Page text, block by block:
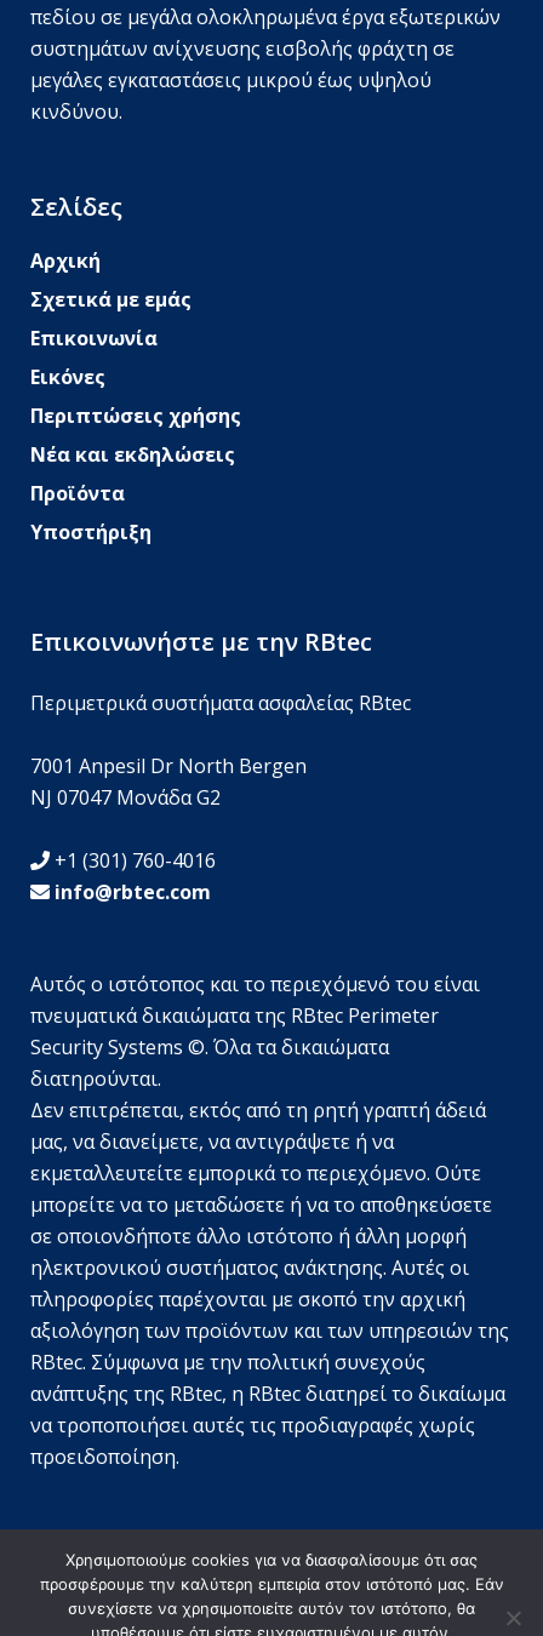
πεδίου σε μεγάλα ολοκληρωμένα έργα εξωτερικών
συστημάτων ανίχνευσης εισβολής φράχτη σε
μεγάλες εγκαταστάσεις μικρού έως υψηλού
κινδύνου.
Σελίδες
Αρχική
Σχετικά με εμάς
Επικοινωνία
Εικόνες
Περιπτώσεις χρήσης
Νέα και εκδηλώσεις
Προϊόντα
Υποστήριξη
Επικοινωνήστε με την RBtec
Περιμετρικά συστήματα ασφαλείας RBtec
7001 Anpesil Dr North Bergen
NJ 07047 Μονάδα G2
+1 (301) 760-4016
info@rbtec.com
Αυτός ο ιστότοπος και το περιεχόμενό του είναι
πνευματικά δικαιώματα της RBtec Perimeter
Security Systems ©. Όλα τα δικαιώματα
διατηρούνται.
Δεν επιτρέπεται, εκτός από τη ρητή γραπτή άδειά
μας, να διανείμετε, να αντιγράψετε ή να
εκμεταλλευτείτε εμπορικά το περιεχόμενο. Ούτε
μπορείτε να το μεταδώσετε ή να το αποθηκεύσετε
σε οποιονδήποτε άλλο ιστότοπο ή άλλη μορφή
ηλεκτρονικού συστήματος ανάκτησης. Αυτές οι
πληροφορίες παρέχονται με σκοπό την αρχική
αξιολόγηση των προϊόντων και των υπηρεσιών της
RBtec. Σύμφωνα με την πολιτική συνεχούς
ανάπτυξης της RBtec, η RBtec διατηρεί το δικαίωμα
να τροποποιήσει αυτές τις προδιαγραφές χωρίς
προειδοποίηση.
© Copyright RBtec Perimeter Security Systems 2026
ES
FR
NL
PL
TR
DE_DE
EN_GB
JA
Χρησιμοποιούμε cookies για να διασφαλίσουμε ότι σας
προσφέρουμε την καλύτερη εμπειρία στον ιστότοπό μας. Εάν
συνεχίσετε να χρησιμοποιείτε αυτόν τον ιστότοπο, θα